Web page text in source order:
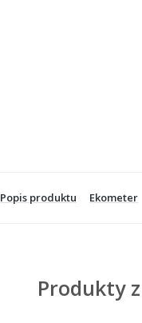
Popis produktu Ekometer
Produkty